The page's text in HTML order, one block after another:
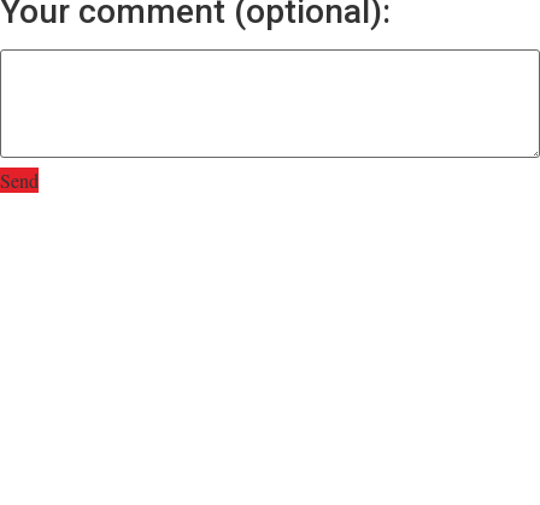
Your comment (optional):
Send